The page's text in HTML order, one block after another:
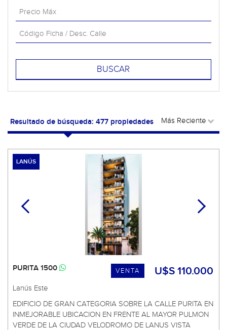
Resultado de búsqueda: 477 propiedades
LANÚS
U$S 110.000
VENTA
PURITA 1500
Lanús Este
EDIFICIO DE GRAN CATEGORIA SOBRE LA CALLE PURITA EN
INMEJORABLE UBICACION EN FRENTE AL MAYOR PULMON
VERDE DE LA CIUDAD VELODROMO DE LANUS VISTA